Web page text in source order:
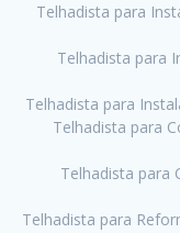
Telhadista para
Telhadista para
Telhadista para
Telhadista para
Telhadista para
Telhadista para